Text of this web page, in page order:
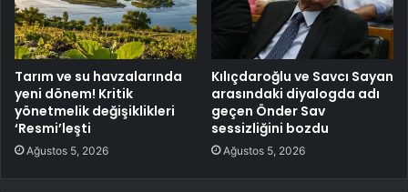
Tarım ve su havzalarında
yeni dönem! Kritik
yönetmelik değişiklikleri
‘Resmi’leşti
Ağustos 5, 2026
Kılıçdaroğlu ve Savcı Sayan
arasındaki diyalogda adı
geçen Önder Sav
sessizliğini bozdu
Ağustos 5, 2026